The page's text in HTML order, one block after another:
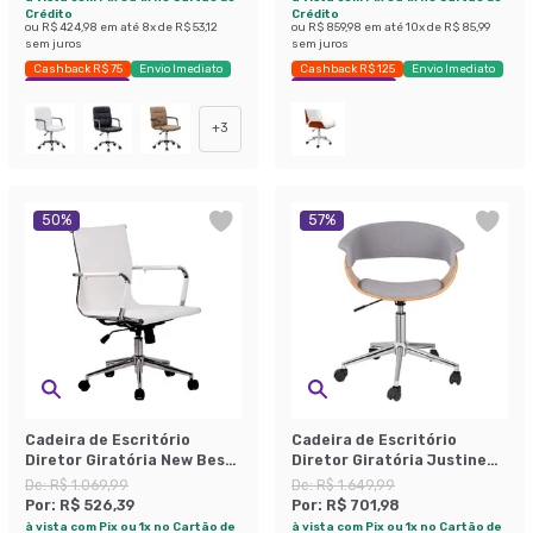
Crédito
ou R$ 424,98 em até 8x de R$ 53,12
sem juros
Cashback R$ 75
Envio Imediato
Exclusivo Mobly
+3
Crédito
ou R$ 859,98 em até10x de R$ 85,99
sem juros
Cashback R$ 125
Envio Imediato
Exclusivo Mobly
50%
Cadeira de Escritório
Diretor Giratória New Best
Branca
De:R$ 1.069,99
Por: R$ 526,39
à vista com Pix ou 1x no Cartão de
57%
Cadeira de Escritório
Diretor Giratória Justine
Cinza
De:R$ 1.649,99
Por: R$ 701,98
à vista com Pix ou 1x no Cartão de